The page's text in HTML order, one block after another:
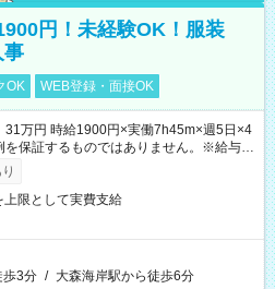
円！未経験OK！服装
事
OK WEB登録・面接OK
万円 時給1900円×実働7h45m×週5日×4
保証するものではありません。※給与即
（利用条件有）
上限として実費支給
歩3分 / 大森海岸駅から徒歩6分